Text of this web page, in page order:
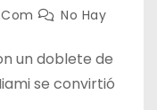
No Hay
un doblete de
se convirtió